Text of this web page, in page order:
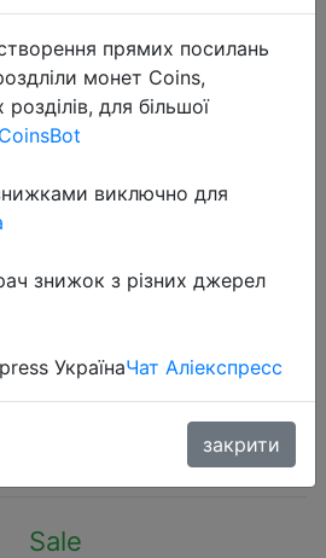
Ring Scarf For
Solid Snood
Bufanda
Sale
прямих посилань
монет Coins,
для більшої
виключно для
знижок з різних джерел
УкраїнаЧат Аліекспресс
закрити